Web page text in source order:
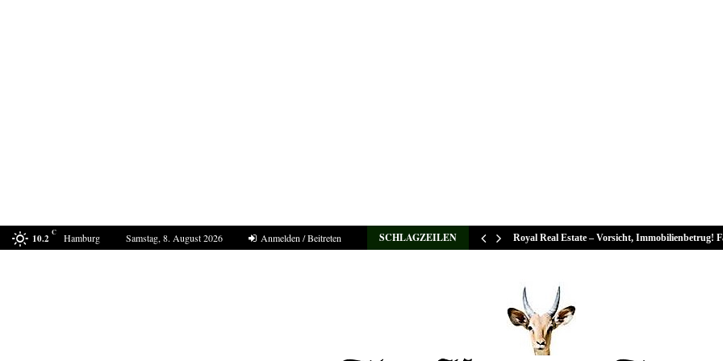
10.2 C Hamburg Samstag, 8. August 2026 Anmelden / Beitreten SCHLAGZEILEN
Bestell-Scam – eine neue Masche Royal Real Estate – Vorsicht, Immobilienbetrug!